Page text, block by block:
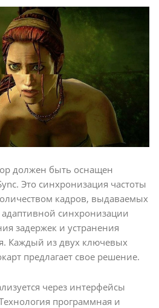
должен быть оснащен
Это синхронизация частоты
кадров, выдаваемых
синхронизации
задержек и устранения
Каждый из двух ключевых
предлагает свое решение.
через интерфейсы
программная и